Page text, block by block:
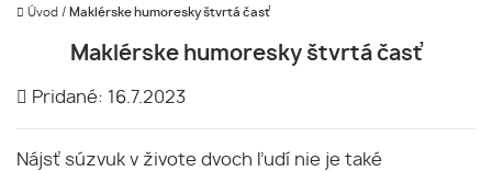
Úvod / Maklérske humoresky štvrtá časť
Maklérske humoresky štvrtá časť
Pridané: 16.7.2023
Nájsť súzvuk v živote dvoch ľudí nie je také